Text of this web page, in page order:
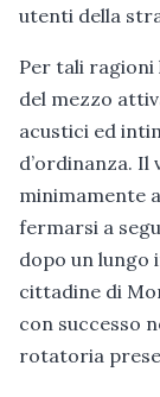
utenti della
Per tali ragioni
del mezzo
acustici ed
d’ordinanza. Il
minimamente
fermarsi a
dopo un lungo
cittadine di
con successo
rotatoria